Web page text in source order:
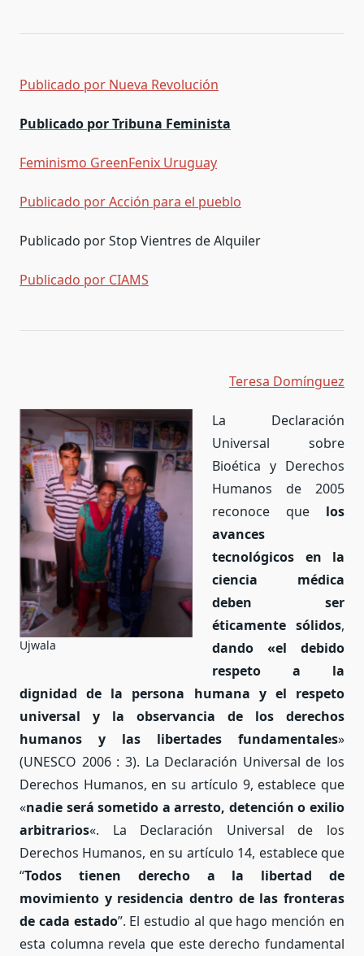
Publicado por Nueva Revolución
Publicado por Tribuna Feminista
Feminismo GreenFenix Uruguay
Publicado por Acción para el pueblo
Publicado por Stop Vientres de Alquiler
Publicado por CIAMS
Teresa Domínguez
Ujwala
La Declaración
Universal sobre
Bioética y Derechos
Humanos de 2005
reconoce que los
avances
tecnológicos en la
ciencia médica
deben ser
éticamente sólidos,
dando «el debido
respeto a la
dignidad de la persona humana y el respeto
universal y la observancia de los derechos
humanos y las libertades fundamentales»
(UNESCO 2006 : 3). La Declaración Universal de los
Derechos Humanos, en su artículo 9, establece que
«nadie será sometido a arresto, detención o exilio
arbitrarios«. La Declaración Universal de los
Derechos Humanos, en su artículo 14, establece que
“Todos tienen derecho a la libertad de
movimiento y residencia dentro de las fronteras
de cada estado”. El estudio al que hago mención en
esta columna revela que este derecho fundamental